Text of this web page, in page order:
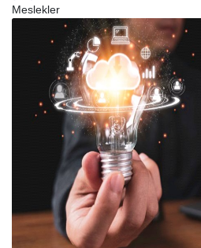
Meslekler